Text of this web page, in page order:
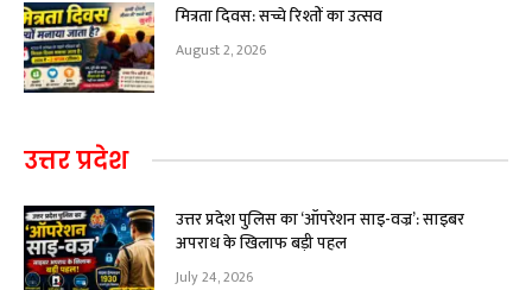
मित्रता दिवस: सच्चे रिश्तों का उत्सव
August 2, 2026
उत्तर प्रदेश
उत्तर प्रदेश पुलिस का ‘ऑपरेशन साइ-वज्र’: साइबर
अपराध के खिलाफ बड़ी पहल
July 24, 2026